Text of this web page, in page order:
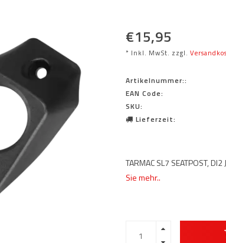
€15,95
* Inkl. MwSt. zzgl.
Artikelnummer::
EAN Code:
SKU:
Lieferzeit:
TARMAC SL7 SEATPOST,
Sie mehr..